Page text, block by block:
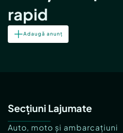
rapid
Adaugă anunț
Secțiuni Lajumate
Auto, moto și ambarcațiuni